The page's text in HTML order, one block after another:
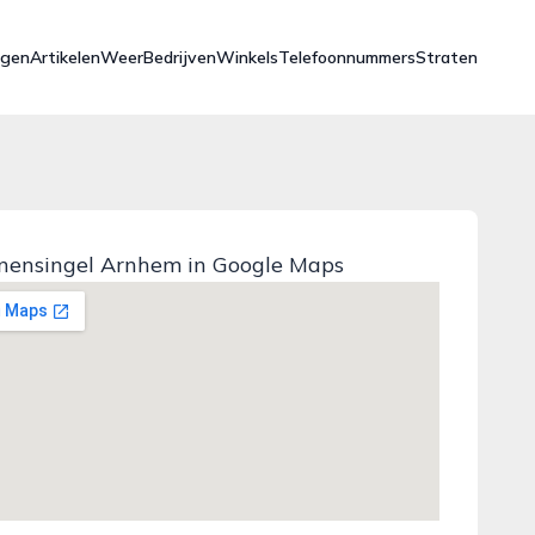
ArtikelenWeerBedrijvenWinkelsTelefoonnummersStraten
Arnhem in Google Maps